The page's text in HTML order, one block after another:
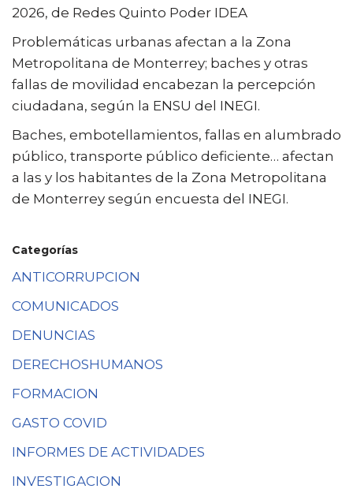
2026, de Redes Quinto Poder IDEA
Problemáticas urbanas afectan a la Zona
Metropolitana de Monterrey; baches y otras
fallas de movilidad encabezan la percepción
ciudadana, según la ENSU del INEGI.
Baches, embotellamientos, fallas en alumbrado
público, transporte público deficiente… afectan
a las y los habitantes de la Zona Metropolitana
de Monterrey según encuesta del INEGI.
Categorías
ANTICORRUPCION
COMUNICADOS
DENUNCIAS
DERECHOSHUMANOS
FORMACION
GASTO COVID
INFORMES DE ACTIVIDADES
INVESTIGACION